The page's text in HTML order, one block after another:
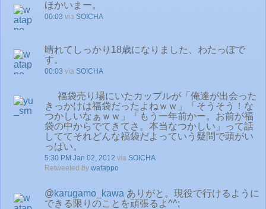
ほかいまー。
00:03 via SOICHA
晴れてしっかり18歳になりました、わたっぽで
す。
00:03 via SOICHA
福袋売り場にいたカップルが「俺達が出会った
きっかけは福袋だったよねｗｗ」「そうそう！な
つかしいなぁｗｗ」「もう一年前かー。お前が福
袋の中からでてきてさ。本当なつかしい」って話
しててそれどんな福袋だよっていう疑問で頭がい
っぱい。
5:30 PM Jan 02, 2012 via SOICHA
Retweeted by watappo
@karugamo_kawa ありがと。現役で行けるように
できる限りのことを頑張るよ^^;